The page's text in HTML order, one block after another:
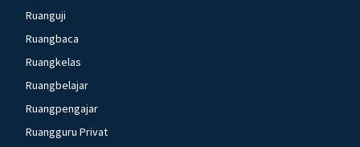
Ruanguji
Ruangbaca
Ruangkelas
Ruangbelajar
Ruangpengajar
Ruangguru Privat